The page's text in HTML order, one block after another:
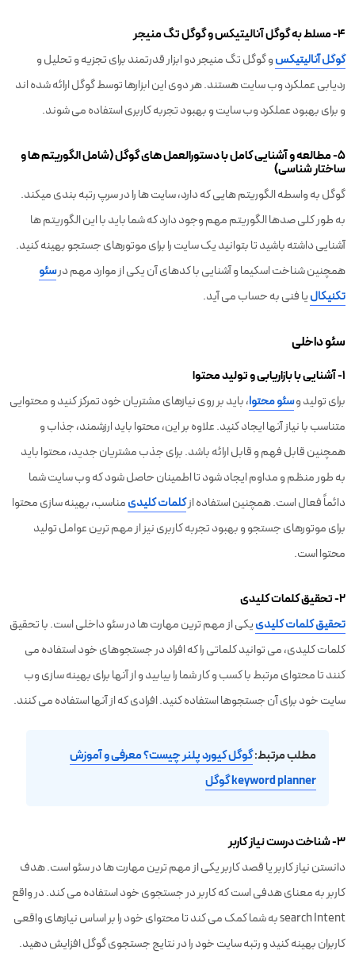
۴- مسلط به گوگل آنالیتیکس و گوگل تگ منیجر
گوگل آنالیتیکسو گوگل تگ منیجر دو ابزار قدرتمند برای تجزیه و تحلیل و
ردیابی عملکرد وب سایت هستند. هر دوی این ابزارها توسط گوگل ارائه شده اند
و برای بهبود عملکرد وب سایت و بهبود تجربه کاربری استفاده می شوند.
۵- مطالعه و آشنایی کامل با دستورالعمل های گوگل (شامل الگوریتم ها و
ساختار شناسی)
گوگل به واسطه الگوریتم هایی که دارد، سایت ها را در سرپ رتبه بندی میکند.
به طور کلی صدها الگوریتم مهم وجود دارد که شما باید با این الگوریتم ها
آشنایی داشته باشید تا بتوانید یک سایت را برای موتورهای جستجو بهینه کنید.
همچنین شناخت اسکیما و آشنایی با کدهای آن یکی از موارد مهم درسئو
تکنیکالیا فنی به حساب می آید.
سئو داخلی
۱- آشنایی با بازاریابی و تولید محتوا
برای تولید وسئو محتوا، باید بر روی نیازهای مشتریان خود تمرکز کنید و محتوایی
متناسب با نیاز آنها ایجاد کنید. علاوه بر این، محتوا باید ارزشمند، جذاب و
همچنین قابل فهم و قابل ارائه باشد. برای جذب مشتریان جدید، محتوا باید
به طور منظم و مداوم ایجاد شود تا اطمینان حاصل شود که وب سایت شما
دائماً فعال است. همچنین استفاده ازکلمات کلیدیمناسب، بهینه سازی محتوا
برای موتورهای جستجو و بهبود تجربه کاربری نیز از مهم ترین عوامل تولید
محتوا است.
۲- تحقیق کلمات کلیدی
تحقیق کلمات کلیدییکی از مهم ترین مهارت ها در سئو داخلی است. با تحقیق
کلمات کلیدی، می توانید کلماتی را که افراد در جستجوهای خود استفاده می
کنند تا محتوای مرتبط با کسب و کار شما را بیابید و از آنها برای بهینه سازی وب
سایت خود برای آن جستجوها استفاده کنید. افرادی که از آنها استفاده می کنند.
مطلب مرتبط:گوگل کیورد پلنر چیست؟ معرفی و آموزش
keyword planner گوگل
۳- شناخت درست نیاز کاربر
دانستن نیاز کاربر یا قصد کاربر یکی از مهم ترین مهارت ها در سئو است. هدف
کاربر به معنای هدفی است که کاربر در جستجوی خود استفاده می کند. در واقع
search Intent به شما کمک می کند تا محتوای خود را بر اساس نیازهای واقعی
کاربران بهینه کنید و رتبه سایت خود را در نتایج جستجوی گوگل افزایش دهید.